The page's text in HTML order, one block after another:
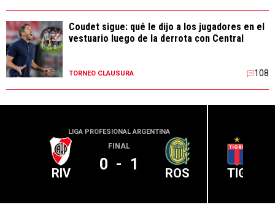
Coudet sigue: qué le dijo a los jugadores en el
vestuario luego de la derrota con Central
TORNEO CLAUSURA 108
LIGA PROFESIONAL ARGENTINA
RIV
FINAL
0 - 1 ROS TIG